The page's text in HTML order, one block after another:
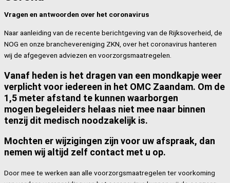
Vragen en antwoorden over het coronavirus
Naar aanleiding van de recente berichtgeving van de Rijksoverheid, de
NOG en onze branchevereniging ZKN, over het coronavirus hanteren
wij de afgegeven adviezen en voorzorgsmaatregelen.
Vanaf heden is het dragen van een mondkapje weer
verplicht voor iedereen in het OMC Zaandam. Om de
1,5 meter afstand te kunnen waarborgen
mogen begeleiders helaas niet mee naar binnen
tenzij dit medisch noodzakelijk is.
Mochten er wijzigingen zijn voor uw afspraak, dan
nemen wij altijd zelf contact met u op.
Door mee te werken aan alle voorzorgsmaatregelen ter voorkoming